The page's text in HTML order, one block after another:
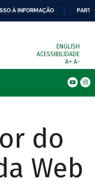
À INFORMAÇÃO
ENGLISH
ACESSIBILIDADE
A+ A-
do
Web